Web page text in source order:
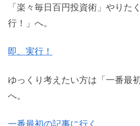
「楽々毎日百円投資術」やりた
行！」へ。
即、実行！
ゆっくり考えたい方は「一番最
へ。
一番最初の記事に行く